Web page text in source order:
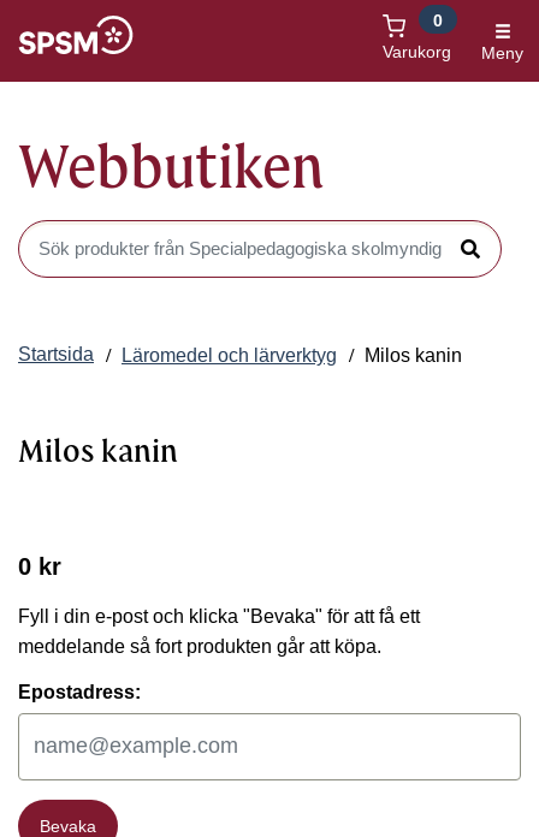
Varukorg
0
Meny
Webbutiken
Sök produkter i Webbutiken
Sök
Startsida Läromedel och lärverktyg Milos kanin
Milos kanin
0 kr
Fyll i din e-post och klicka "Bevaka" för att få ett
meddelande så fort produkten går att köpa.
Epostadress:
Bevaka
Bevaka